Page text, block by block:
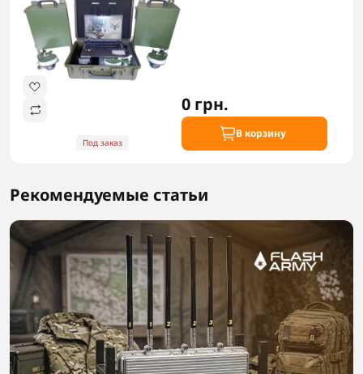
Под заказ
0 грн.
В корзину
Рекомендуемые статьи